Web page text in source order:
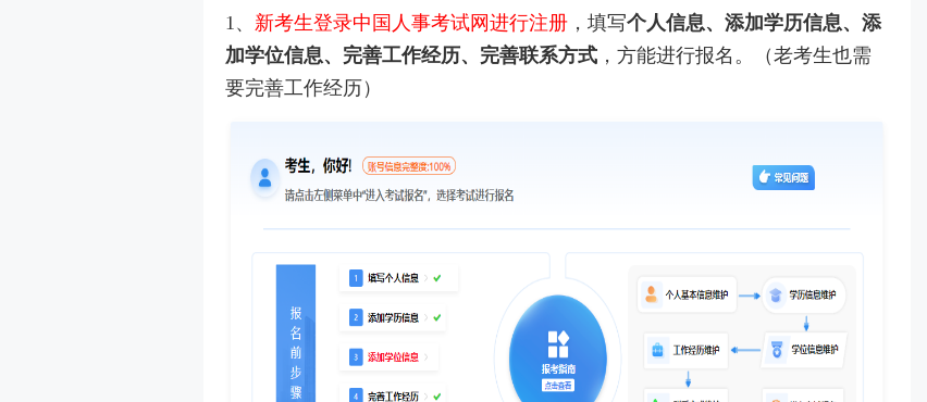
1、 新考生登录中国人事考试网进行注册 ，填写个人信息、添加学历信息、添
加学位信息、完善工作经历、完善联系方式 ，方能进行报名。（老考生也需
要完善工作经历）